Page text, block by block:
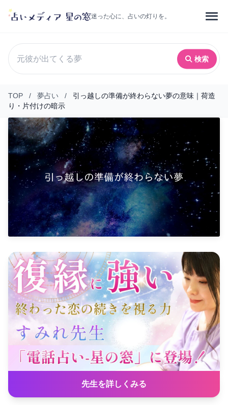
迷った心に、占いの灯りを。
検索
TOP / 夢占い /
引っ越しの準備が終わらない夢の意味｜荷造
り・片付けの暗示
先生を詳しくみる